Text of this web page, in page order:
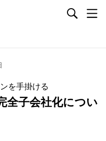
を手掛ける
全子会社化につい